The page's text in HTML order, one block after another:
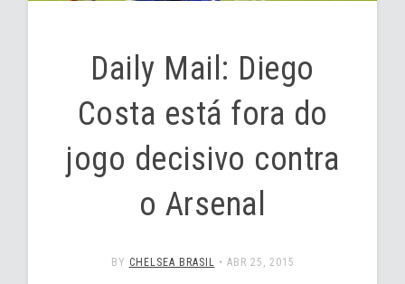
Daily Mail: Diego
Costa está fora do
jogo decisivo contra
o Arsenal
BY CHELSEA BRASIL • ABR 25, 2015